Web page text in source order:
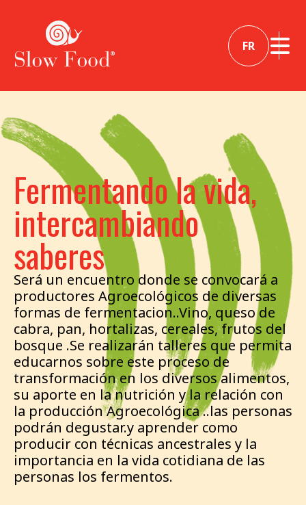
FR
Fermentando la vida,
intercambiando
saberes
Será un encuentro donde se convocará a
productores Agroecológicos de diversas
formas de fermentacion..Vino, queso de
cabra, pan, hortalizas, cereales, frutos del
bosque .Se realizarán talleres que permita
educarnos sobre este proceso de
transformación en los diversos alimentos,
su aporte en la nutrición y la relación con
la producción Agroecológica ..las personas
podrán degustar.y aprender como
producir con técnicas ancestrales y la
importancia en la vida cotidiana de las
personas los fermentos.